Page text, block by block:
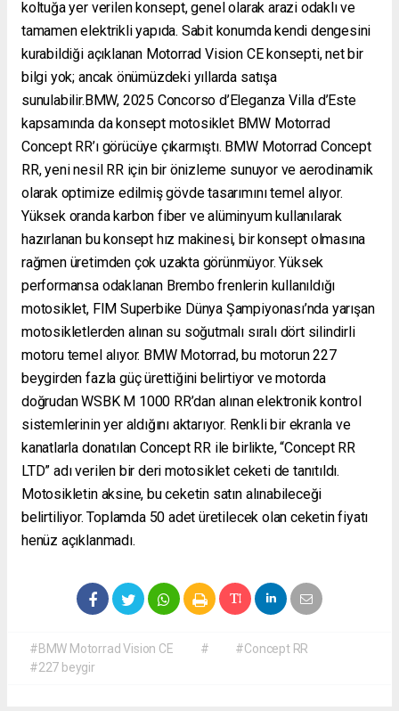
koltuğa yer verilen konsept, genel olarak arazi odaklı ve
tamamen elektrikli yapıda. Sabit konumda kendi dengesini
kurabildiği açıklanan Motorrad Vision CE konsepti, net bir
bilgi yok; ancak önümüzdeki yıllarda satışa
sunulabilir.BMW, 2025 Concorso d’Eleganza Villa d’Este
kapsamında da konsept motosiklet BMW Motorrad
Concept RR’ı görücüye çıkarmıştı. BMW Motorrad Concept
RR, yeni nesil RR için bir önizleme sunuyor ve aerodinamik
olarak optimize edilmiş gövde tasarımını temel alıyor.
Yüksek oranda karbon fiber ve alüminyum kullanılarak
hazırlanan bu konsept hız makinesi, bir konsept olmasına
rağmen üretimden çok uzakta görünmüyor. Yüksek
performansa odaklanan Brembo frenlerin kullanıldığı
motosiklet, FIM Superbike Dünya Şampiyonası’nda yarışan
motosikletlerden alınan su soğutmalı sıralı dört silindirli
motoru temel alıyor. BMW Motorrad, bu motorun 227
beygirden fazla güç ürettiğini belirtiyor ve motorda
doğrudan WSBK M 1000 RR’dan alınan elektronik kontrol
sistemlerinin yer aldığını aktarıyor. Renkli bir ekranla ve
kanatlarla donatılan Concept RR ile birlikte, “Concept RR
LTD” adı verilen bir deri motosiklet ceketi de tanıtıldı.
Motosikletin aksine, bu ceketin satın alınabileceği
belirtiliyor. Toplamda 50 adet üretilecek olan ceketin fiyatı
henüz açıklanmadı.
#BMW Motorrad Vision CE #
#Concept RR
#227 beygir